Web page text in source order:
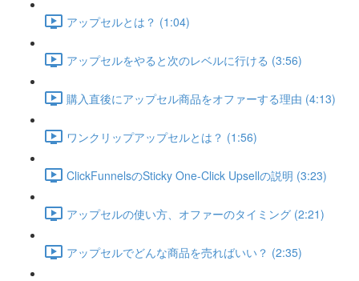
アップセルとは？ (1:04)
アップセルをやると次のレベルに行ける (3:56)
購入直後にアップセル商品をオファーする理由 (4:13)
ワンクリップアップセルとは？ (1:56)
ClickFunnelsのSticky One-Click Upsellの説明 (3:23)
アップセルの使い方、オファーのタイミング (2:21)
アップセルでどんな商品を売ればいい？ (2:35)